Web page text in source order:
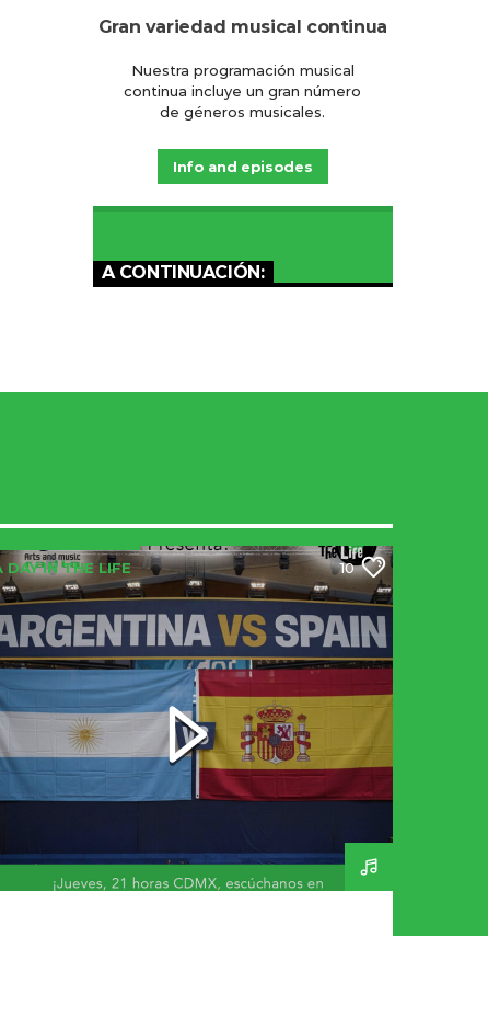
Gran variedad musical continua
Nuestra programación musical
continua incluye un gran número
de géneros musicales.
Info and episodes
A CONTINUACIÓN:
DAY IN THE LIFE 10